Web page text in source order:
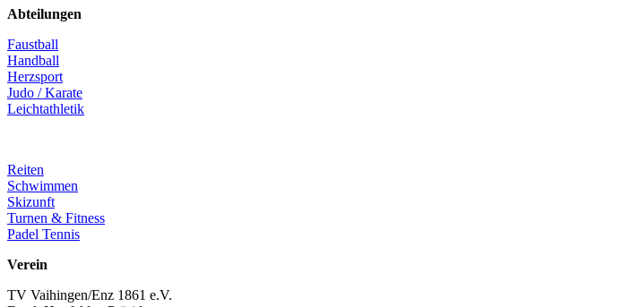
Abteilungen
Faustball
Handball
Herzsport
Judo / Karate
Leichtathletik
Reiten
Schwimmen
Skizunft
Turnen & Fitness
Padel Tennis
Verein
TV Vaihingen/Enz 1861 e.V.